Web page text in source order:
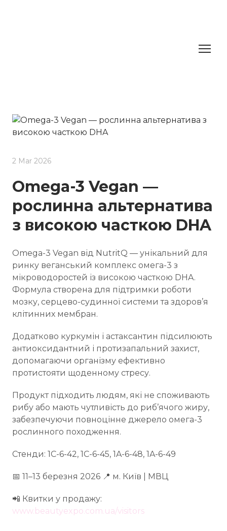
2 Mar 2026
Omega-3 Vegan —
рослинна альтернатива
з високою часткою DHA
Omega-3 Vegan від NutritQ — унікальний для
ринку веганський комплекс омега-3 з
мікроводоростей із високою часткою DHA.
Формула створена для підтримки роботи
мозку, серцево-судинної системи та здоров’я
клітинних мембран.
Додатково куркумін і астаксантин підсилюють
антиоксидантний і протизапальний захист,
допомагаючи організму ефективно
протистояти щоденному стресу.
Продукт підходить людям, які не споживають
рибу або мають чутливість до риб’ячого жиру,
забезпечуючи повноцінне джерело омега-3
рослинного походження.
Стенди: 1C-6-42, 1C-6-45, 1A-6-48, 1A-6-49
📅 11–13 березня 2026 📍 м. Київ | МВЦ
📲 Квитки у продажу:
www.beautyexpo.com.ua/visitors